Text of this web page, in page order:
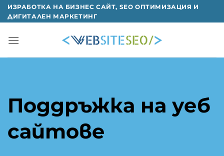
Skip
to
ИЗРАБОТКА НА БИЗНЕС САЙТ, SEO ОПТИМИЗАЦИЯ И
ДИГИТАЛЕН МАРКЕТИНГ
Поддръжка на уеб
сайтове